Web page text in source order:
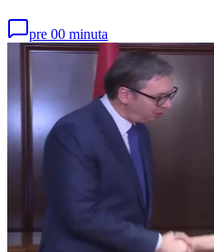
pre 00 minuta